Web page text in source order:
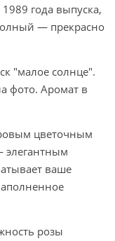
года выпуска,
— прекрасно
"малое солнце".
фото. Аромат в
цветочным
элегантным
ваше
розы